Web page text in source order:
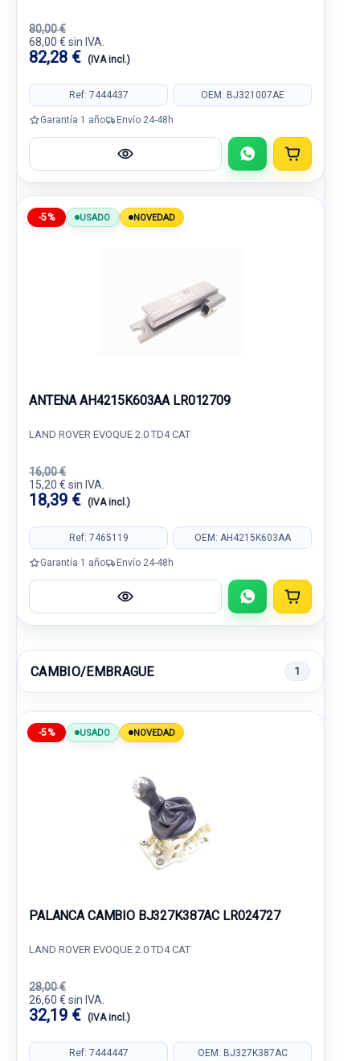
80,00 €
68,00 € sin IVA.
82,28 € (IVA incl.)
Ref: 7444437 OEM: BJ321007AE
Garantía 1 año Envío 24-48h
-5% USADO NOVEDAD
ANTENA AH4215K603AA LR012709
LAND ROVER EVOQUE 2.0 TD4 CAT
16,00 €
15,20 € sin IVA.
18,39 € (IVA incl.)
Ref: 7465119 OEM: AH4215K603AA
Garantía 1 año Envío 24-48h
CAMBIO/EMBRAGUE 1
-5% USADO NOVEDAD
PALANCA CAMBIO BJ327K387AC LR024727
LAND ROVER EVOQUE 2.0 TD4 CAT
28,00 €
26,60 € sin IVA.
32,19 € (IVA incl.)
Ref: 7444447 OEM: BJ327K387AC